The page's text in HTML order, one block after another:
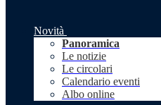
Novità
Panoramica
Le notizie
Le circolari
Calendario eventi
Albo online